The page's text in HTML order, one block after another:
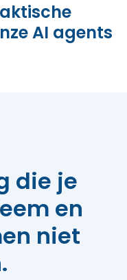
AI agents
die je
en
niet